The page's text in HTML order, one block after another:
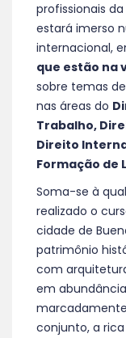
profissionais
estará imerso
internacional,
que estão na
sobre temas
nas áreas do
Trabalho,
Direito
Formação de
Soma-se à
realizado o
cidade de
patrimônio
com
em
conjunto, a